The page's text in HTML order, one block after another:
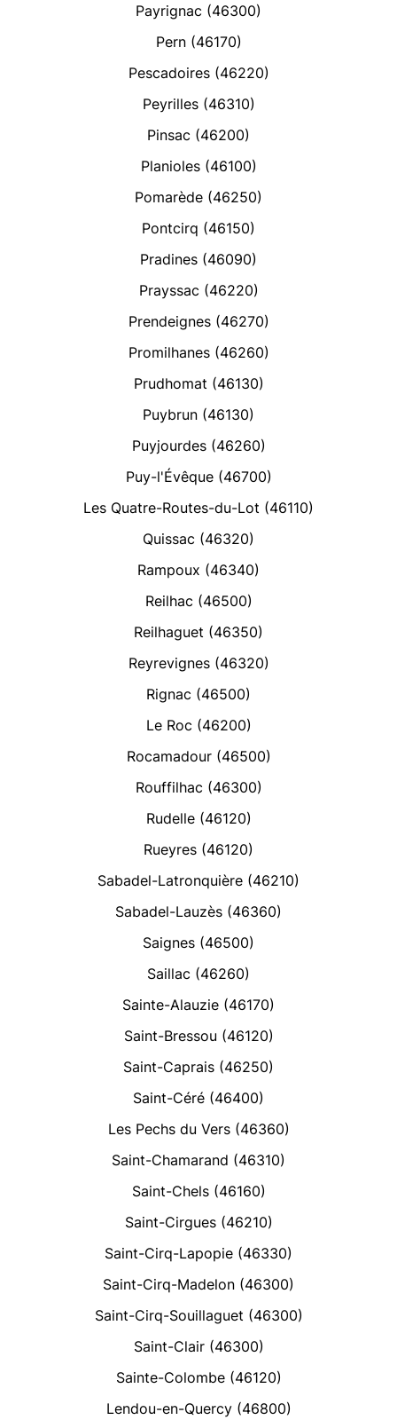
Payrignac (46300)
Pern (46170)
Pescadoires (46220)
Peyrilles (46310)
Pinsac (46200)
Planioles (46100)
Pomarède (46250)
Pontcirq (46150)
Pradines (46090)
Prayssac (46220)
Prendeignes (46270)
Promilhanes (46260)
Prudhomat (46130)
Puybrun (46130)
Puyjourdes (46260)
Puy-l'Évêque (46700)
Les Quatre-Routes-du-Lot (46110)
Quissac (46320)
Rampoux (46340)
Reilhac (46500)
Reilhaguet (46350)
Reyrevignes (46320)
Rignac (46500)
Le Roc (46200)
Rocamadour (46500)
Rouffilhac (46300)
Rudelle (46120)
Rueyres (46120)
Sabadel-Latronquière (46210)
Sabadel-Lauzès (46360)
Saignes (46500)
Saillac (46260)
Sainte-Alauzie (46170)
Saint-Bressou (46120)
Saint-Caprais (46250)
Saint-Céré (46400)
Les Pechs du Vers (46360)
Saint-Chamarand (46310)
Saint-Chels (46160)
Saint-Cirgues (46210)
Saint-Cirq-Lapopie (46330)
Saint-Cirq-Madelon (46300)
Saint-Cirq-Souillaguet (46300)
Saint-Clair (46300)
Sainte-Colombe (46120)
Lendou-en-Quercy (46800)